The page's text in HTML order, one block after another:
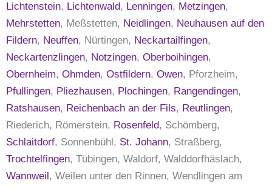
Lichtenstein, Lichtenwald, Lenningen, Metzingen,
Mehrstetten, Meßstetten, Neidlingen, Neuhausen auf den
Fildern, Neuffen, Nürtingen, Neckartailfingen,
Neckartenzlingen, Notzingen, Oberboihingen,
Obernheim, Ohmden, Ostfildern, Owen, Pforzheim,
Pfullingen, Pliezhausen, Plochingen, Rangendingen,
Ratshausen, Reichenbach an der Fils, Reutlingen,
Riederich, Römerstein, Rosenfeld, Schömberg,
Schlaitdorf, Sonnenbühl, St. Johann, Straßberg,
Trochtelfingen, Tübingen, Waldorf, Walddorfhäslach,
Wannweil, Weilen unter den Rinnen, Wendlingen am